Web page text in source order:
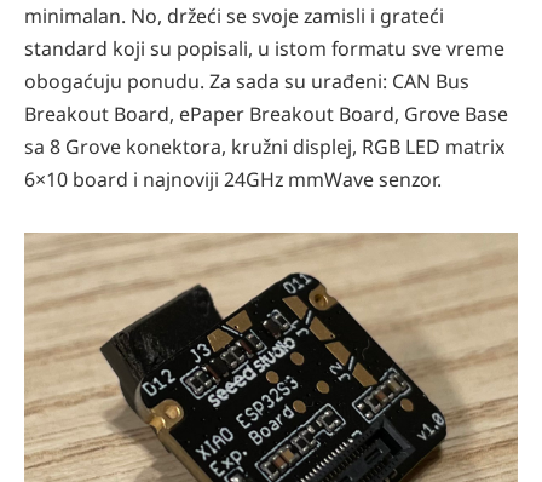
minimalan. No, držeći se svoje zamisli i grateći
standard koji su popisali, u istom formatu sve vreme
obogaćuju ponudu. Za sada su urađeni: CAN Bus
Breakout Board, ePaper Breakout Board, Grove Base
sa 8 Grove konektora, kružni displej, RGB LED matrix
6×10 board i najnoviji 24GHz mmWave senzor.